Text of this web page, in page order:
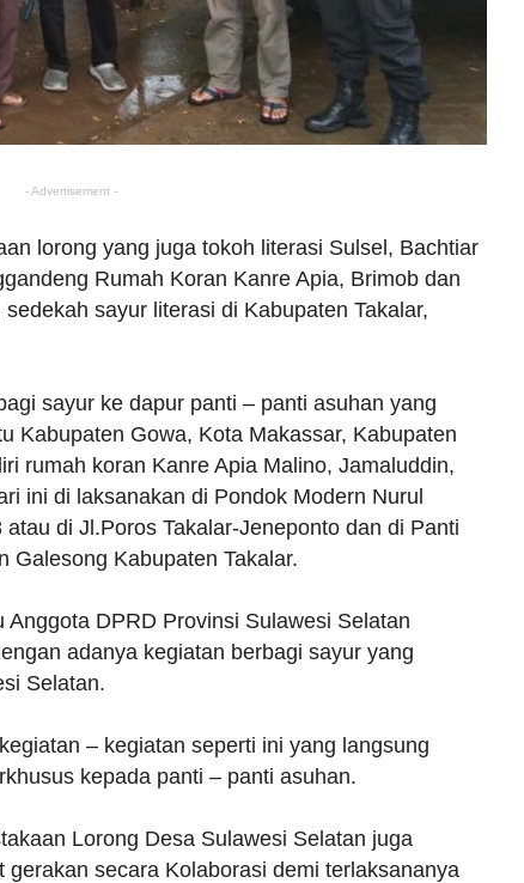
- Advertisement -
lorong yang juga tokoh literasi Sulsel, Bachtiar
Rumah Koran Kanre Apia, Brimob dan
sayur literasi di Kabupaten Takalar,
sayur ke dapur panti – panti asuhan yang
Kabupaten Gowa, Kota Makassar, Kabupaten
rumah koran Kanre Apia Malino, Jamaluddin,
ini di laksanakan di Pondok Modern Nurul
di Jl.Poros Takalar-Jeneponto dan di Panti
Galesong Kabupaten Takalar.
DPRD Provinsi Sulawesi Selatan
adanya kegiatan berbagi sayur yang
Selatan.
– kegiatan seperti ini yang langsung
kepada panti – panti asuhan.
Lorong Desa Sulawesi Selatan juga
secara Kolaborasi demi terlaksananya